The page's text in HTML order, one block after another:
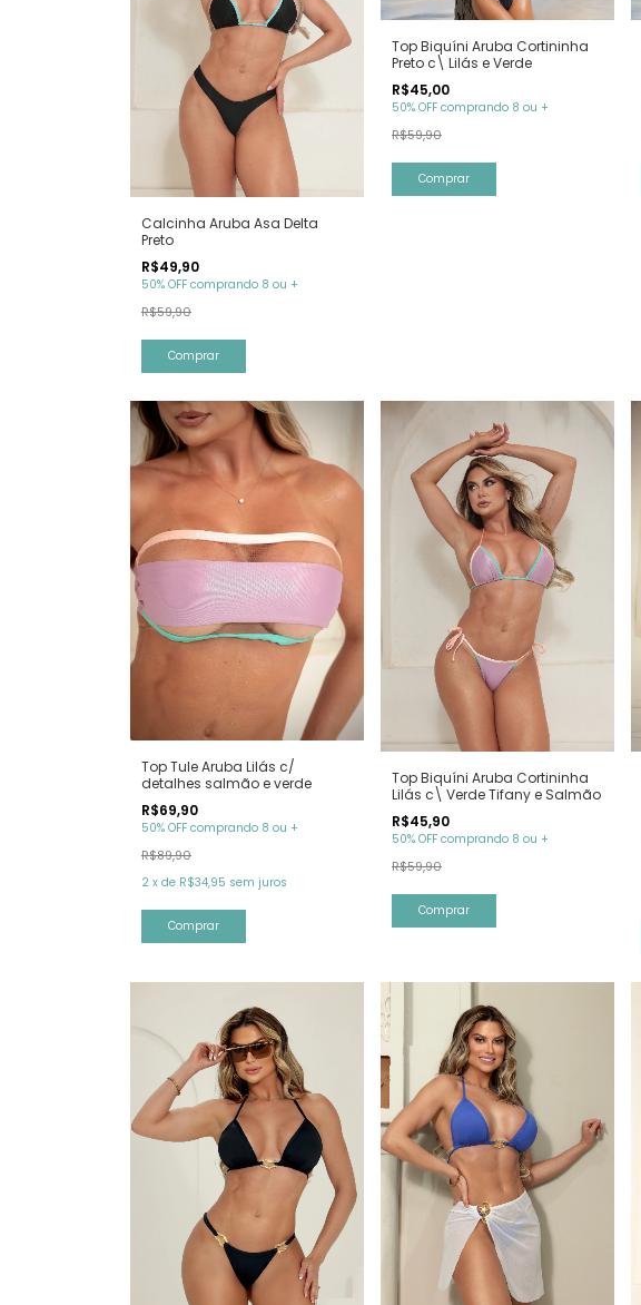
Calcinha Aruba Asa Delta
Preto
R$49,90
50% OFF comprando 8 ou +
R$59,90
Comprar
Top Biquíni Aruba Cortininha
Preto c\ Lilás e Verde
R$45,00
50% OFF comprando 8 ou +
R$59,90
Comprar
Top Tule Aruba Lilás c/
detalhes salmão e verde
R$69,90
50% OFF comprando 8 ou +
R$89,90
2 x de R$34,95 sem juros
Comprar
Top Biquíni Aruba Cortininha
Lilás c\ Verde Tifany e Salmão
R$45,90
50% OFF comprando 8 ou +
R$59,90
Comprar